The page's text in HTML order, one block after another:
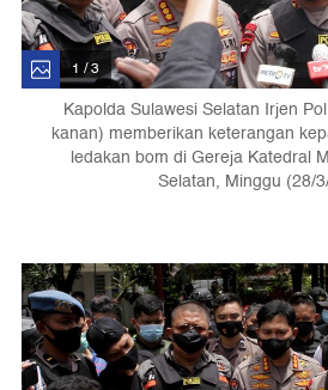
1 / 3
Kapolda Sulawesi Selatan Irjen
kanan) memberikan keterangan
ledakan bom di Gereja Katedral
Selatan, Minggu (28/